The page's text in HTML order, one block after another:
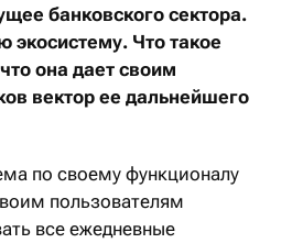
банковского сектора.
экосистему. Что такое
она дает своим
вектор ее дальнейшего
по своему функционалу
пользователям
все ежедневные